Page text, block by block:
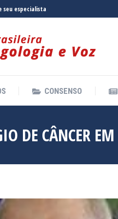
seu especialista
CONSENSO
DE CÂNCER
CONSENSO